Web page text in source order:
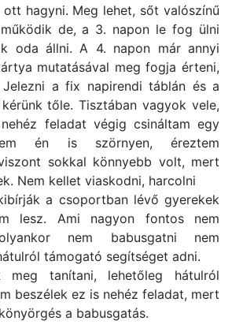
ott hagyni. Meg lehet, sőt valószínű
de, a 3. napon le fog ülni
oda állni. A 4. napon már annyi
mutatásával meg fogja érteni,
a fix napirendi táblán és a
tőle. Tisztában vagyok vele,
feladat végig csináltam egy
én is szörnyen, éreztem
sokkal könnyebb volt, mert
Nem kellet viaskodni, harcolni
a csoportban lévő gyerekek
lesz. Ami nagyon fontos nem
nem babusgatni nem
támogató segítséget adni.
meg tanítani, lehetőleg hátulról
beszélek ez is nehéz feladat, mert
a babusgatás.